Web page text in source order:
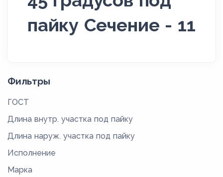
пайку Сечение - 11
Фильтры
ГОСТ
Длина внутр. участка под пайку
Длина наруж. участка под пайку
Исполнение
Марка